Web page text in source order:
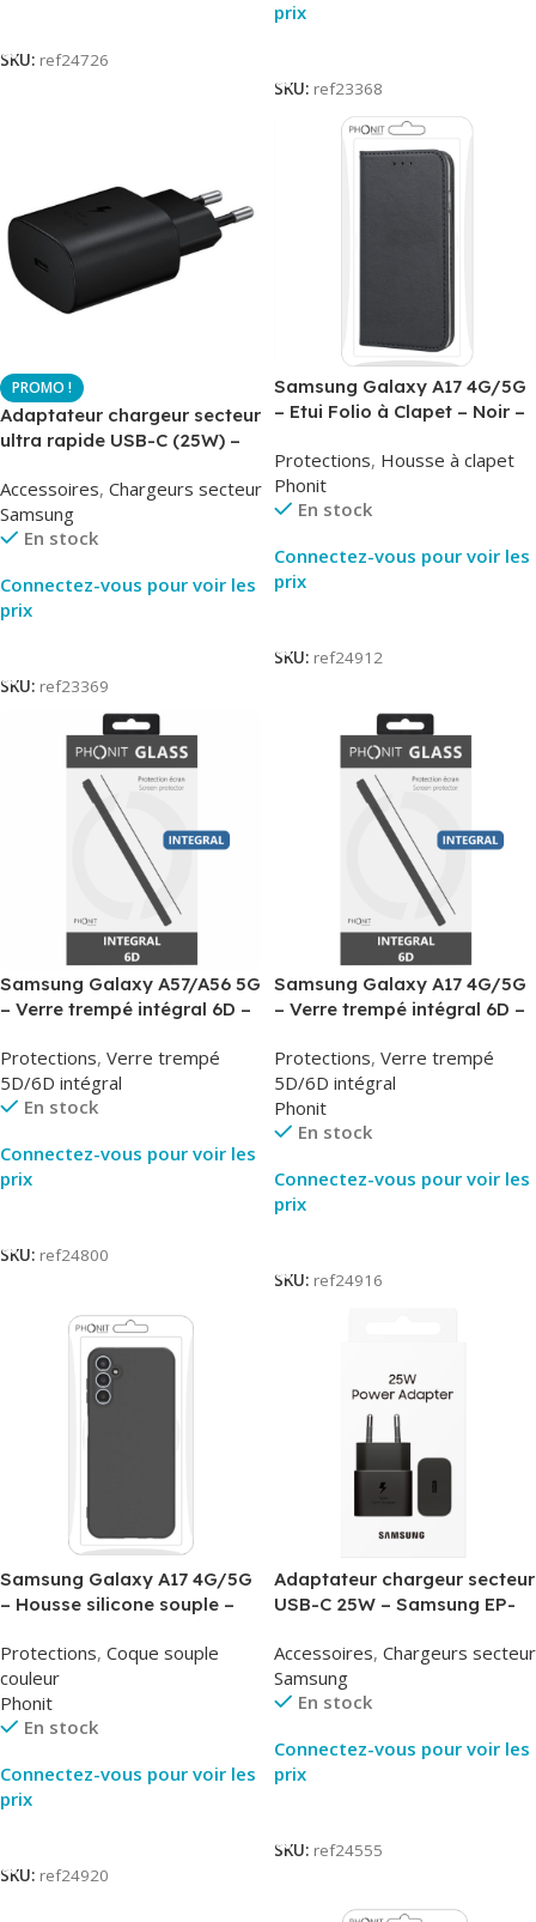
SKU: ref24726
prix
SKU: ref23368
Adaptateur chargeur secteur
ultra rapide USB-C (25W) –
TA800
Accessoires, Chargeurs secteur
Samsung
En stock
Connectez-vous pour voir les
prix
SKU: ref23369
Samsung Galaxy A17 4G/5G
– Etui Folio à Clapet – Noir –
Protections, Housse à clapet
Phonit
En stock
Connectez-vous pour voir les
prix
SKU: ref24912
Samsung Galaxy A57/A56 5G
– Verre trempé intégral 6D –
Protections, Verre trempé
5D/6D intégral
En stock
Connectez-vous pour voir les
prix
SKU: ref24800
Samsung Galaxy A17 4G/5G
– Verre trempé intégral 6D –
Protections, Verre trempé
5D/6D intégral
Phonit
En stock
Connectez-vous pour voir les
prix
SKU: ref24916
Samsung Galaxy A17 4G/5G
– Housse silicone souple –
Protections, Coque souple
couleur
Phonit
En stock
Connectez-vous pour voir les
prix
SKU: ref24920
Adaptateur chargeur secteur
USB-C 25W – Samsung EP-
Packaging Original
Accessoires, Chargeurs secteur
Samsung
En stock
Connectez-vous pour voir les
prix
SKU: ref24555